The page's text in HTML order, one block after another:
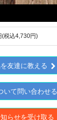
(税込4,730円)
友達に教える
いて問い合わせる
らせを受け取る